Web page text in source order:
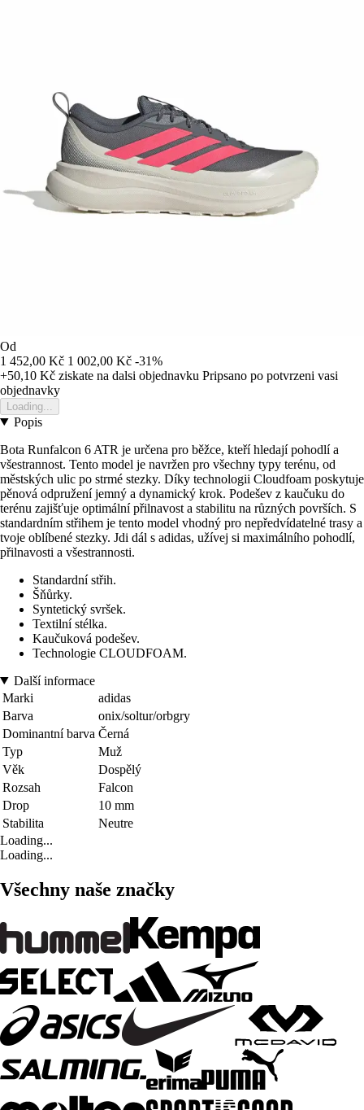
Od
1 452,00 Kč 1 002,00 Kč -31%
+50,10 Kč ziskate na dalsi objednavku Pripsano po potvrzeni vasi
objednavky
Loading...
Popis
Bota Runfalcon 6 ATR je určena pro běžce, kteří hledají pohodlí a
všestrannost. Tento model je navržen pro všechny typy terénu, od
městských ulic po strmé stezky. Díky technologii Cloudfoam poskytuje
pěnová odpružení jemný a dynamický krok. Podešev z kaučuku do
terénu zajišťuje optimální přilnavost a stabilitu na různých površích. S
standardním střihem je tento model vhodný pro nepředvídatelné trasy a
tvoje oblíbené stezky. Jdi dál s adidas, užívej si maximálního pohodlí,
přilnavosti a všestrannosti.
Standardní střih.
Šňůrky.
Syntetický svršek.
Textilní stélka.
Kaučuková podešev.
Technologie CLOUDFOAM.
Další informace
Marki
adidas
Barva
onix/soltur/orbgry
Dominantní barva Černá
Typ
Muž
Věk
Dospělý
Rozsah
Falcon
Drop
10 mm
Stabilita
Neutre
Loading...
Loading...
Všechny naše značky